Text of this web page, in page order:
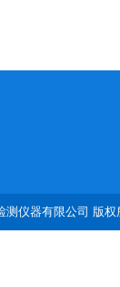
测仪器有限公司 版